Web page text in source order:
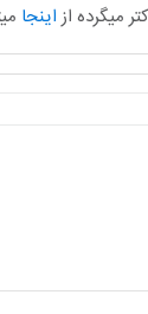
میگرده از اینجا